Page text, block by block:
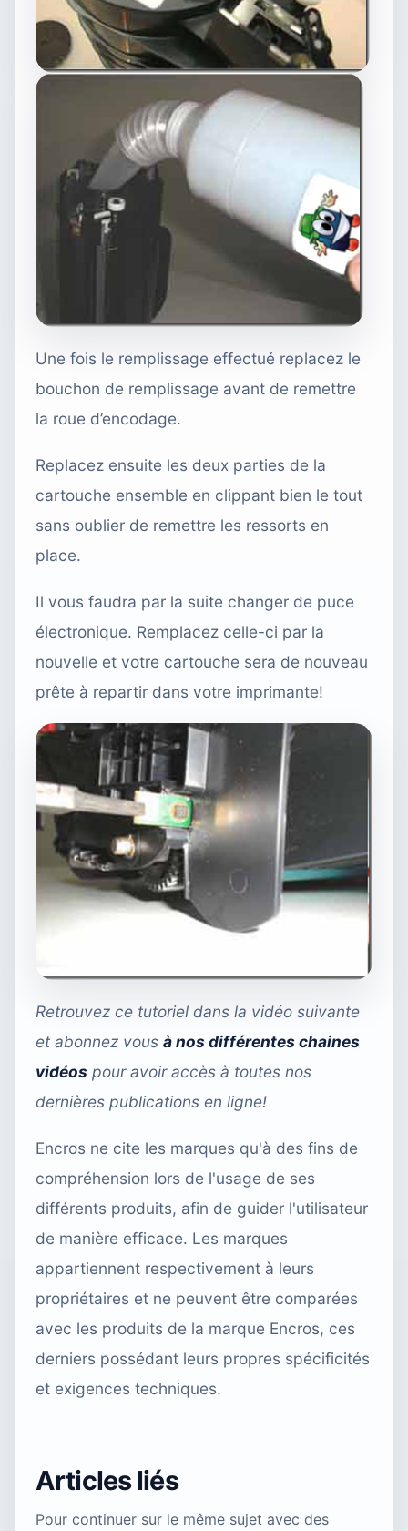
Une fois le remplissage effectué replacez le
bouchon de remplissage avant de remettre
la roue d’encodage.
Replacez ensuite les deux parties de la
cartouche ensemble en clippant bien le tout
sans oublier de remettre les ressorts en
place.
Il vous faudra par la suite changer de puce
électronique. Remplacez celle-ci par la
nouvelle et votre cartouche sera de nouveau
prête à repartir dans votre imprimante!
Retrouvez ce tutoriel dans la vidéo suivante
et abonnez vous à nos différentes chaines
vidéos pour avoir accès à toutes nos
dernières publications en ligne!
Encros ne cite les marques qu'à des fins de
compréhension lors de l'usage de ses
différents produits, afin de guider l'utilisateur
de manière efficace. Les marques
appartiennent respectivement à leurs
propriétaires et ne peuvent être comparées
avec les produits de la marque Encros, ces
derniers possédant leurs propres spécificités
et exigences techniques.
Articles liés
Pour continuer sur le même sujet avec des